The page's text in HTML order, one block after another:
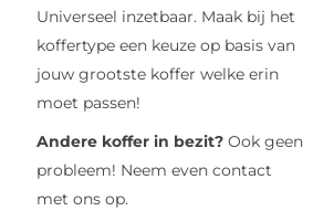
Universeel inzetbaar. Maak bij het
koffertype een keuze op basis van
jouw grootste koffer welke erin
moet passen!
Andere koffer in bezit? Ook geen
probleem! Neem even contact
met ons op.